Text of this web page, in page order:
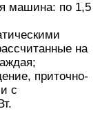
машина: по 1,5
на
приточно-
с